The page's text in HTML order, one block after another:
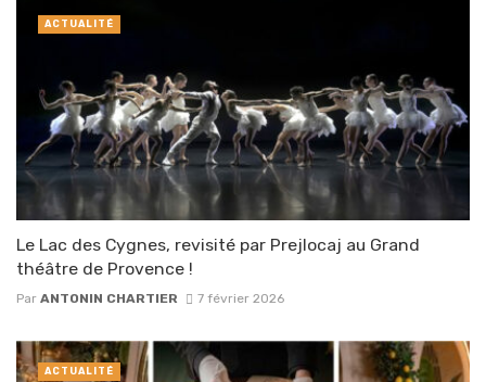
Le Lac des Cygnes, revisité par Prejlocaj au Grand
théâtre de Provence !
Par ANTONIN CHARTIER 7 février 2026
ACTUALITÉ
ACTUALITÉ